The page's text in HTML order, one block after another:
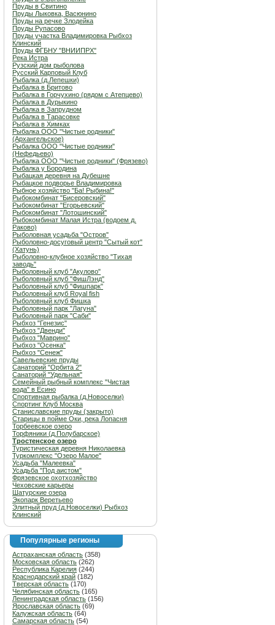
Пруды в Свитино
Пруды Лыковка, Васюнино
Пруды на речке Злодейка
Пруды Рупасово
Пруды участка Владимировка Рыбхоз
Клинский
Пруды ФГБНУ "ВНИИПРХ"
Река Истра
Рузский дом рыболова
Русский Карповый Клуб
Рыбалка (д.Лепешки)
Рыбалка в Бритово
Рыбалка в Горчухино (рядом с Атепцево)
Рыбалка в Дурыкино
Рыбалка в Запрудном
Рыбалка в Тарасовке
Рыбалка в Химках
Рыбалка ООО "Чистые родники"
(Архангельское)
Рыбалка ООО "Чистые родники"
(Нефедьево)
Рыбалка ООО "Чистые родники" (Фрязево)
Рыбалка у Бородина
Рыбацкая деревня на Дубешне
Рыбацкое подворье Владимировка
Рыбное хозяйство "Ба! Рыбина!"
Рыбокомбинат "Бисеровский"
Рыбокомбинат "Егорьевский"
Рыбокомбинат "Лотошинский"
Рыбокомбинат Малая Истра (водоем д.
Раково)
Рыболовная усадьба "Остров"
Рыболовно-досуговый центр "Сытый кот"
(Хатунь)
Рыболовно-клубное хозяйство "Тихая
заводь"
Рыболовный клуб "Акулово"
Рыболовный клуб "ФишЛэнд"
Рыболовный клуб "Фишпарк"
Рыболовный клуб Royal fish
Рыболовный клуб Фишка
Рыболовный парк "Лагуна"
Рыболовный парк "Саби"
Рыбхоз "Генезис"
Рыбхоз "Двенди"
Рыбхоз "Маврино"
Рыбхоз "Осенка"
Рыбхоз "Сенеж"
Савельевские пруды
Санаторий "Орбита 2"
Санаторий "Удельная"
Семейный рыбный комплекс "Чистая
вода" в Есино
Спортивная рыбалка (д.Новоселки)
Спортинг Клуб Москва
Станиславские пруды (закрыто)
Старицы в пойме Оки, река Лопасня
Торбеевское озеро
Торфяники (д.Полубарское)
Тростенское озеро
Туристическая деревня Николаевка
Туркомплекс "Озеро Малое"
Усадьба "Малеевка"
Усадьба "Под аистом"
Фрязевское охотхозяйство
Чеховские карьеры
Шатурские озера
Экопарк Веретьево
Элитный пруд (д.Новоселки) Рыбхоз
Клинский
Популярные регионы
Астраханская область (358)
Московская область (262)
Республика Карелия (244)
Краснодарский край (182)
Тверская область (170)
Челябинская область (165)
Ленинградская область (156)
Ярославская область (69)
Калужская область (64)
Самарская область (54)